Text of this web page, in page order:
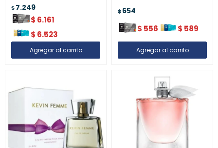
$7.249
$ 6.161
$ 6.523
$654
$ 556 $ 589